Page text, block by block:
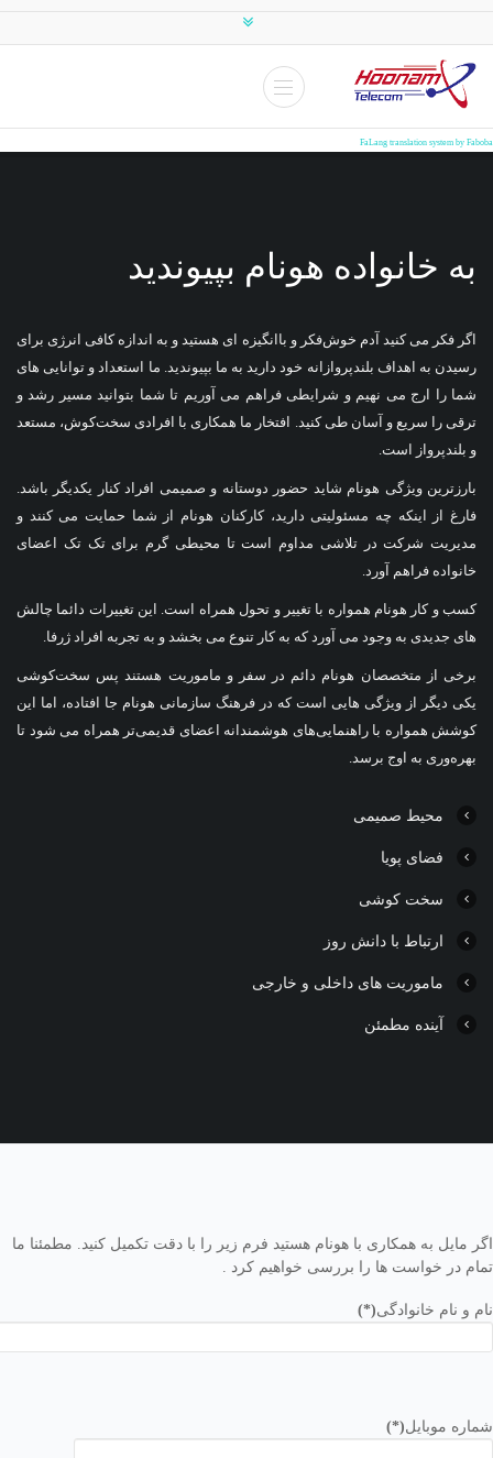
FaLang translation system by Faboba
به خانواده هونام بپیوندید
اگر فکر می کنید آدم خوش‌فکر و باانگیزه ای هستید و به اندازه کافی انرژی برای
رسیدن به اهداف بلندپروازانه خود دارید به ما بپیوندید. ما استعداد و توانایی های
شما را ارج می نهیم و شرایطی فراهم می آوریم تا شما بتوانید مسیر رشد و
ترقی را سریع و آسان طی کنید. افتخار ما همکاری با افرادی سخت‌کوش، مستعد
و بلندپرواز است.
بارزترین ویژگی هونام شاید حضور دوستانه و صمیمی افراد کنار یکدیگر باشد.
فارغ از اینکه چه مسئولیتی دارید، کارکنان هونام از شما حمایت می کنند و
مدیریت شرکت در تلاشی مداوم است تا محیطی گرم برای تک تک اعضای
خانواده فراهم آورد.
کسب و کار هونام همواره با تغییر و تحول همراه است. این تغییرات دائما چالش
های جدیدی به وجود می آورد که به کار تنوع می بخشد و به تجربه افراد ژرفا.
برخی از متخصصان هونام دائم در سفر و ماموریت هستند پس سخت‌کوشی
یکی دیگر از ویژگی هایی است که در فرهنگ سازمانی هونام جا افتاده، اما این
کوشش همواره با راهنمایی‌های هوشمندانه اعضای قدیمی‌تر همراه می شود تا
بهره‌وری به اوج برسد.
محیط صمیمی
فضای پویا
سخت کوشی
ارتباط با دانش روز
ماموریت های داخلی و خارجی
آینده مطمئن
اگر مایل به همکاری با هونام هستید فرم زیر را با دقت تکمیل کنید. مطمئنا ما
تمام در خواست ها را بررسی خواهیم کرد .
نام و نام خانوادگی(*)
شماره موبایل(*)